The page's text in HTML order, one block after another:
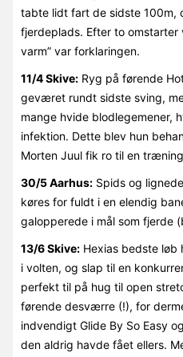
tabte lidt fart de sidste 100m,
fjerdeplads. Efter to omstarter
varm” var forklaringen.
11/4 Skive:Ryg på førende
geværet rundt sidste sving,
mange hvide blodlegemener,
infektion. Dette blev hun
Morten Juul fik ro til en
30/5 Aarhus:Spids og
køres for fuldt i en elendig
galopperede i mål som fjerde
13/6 Skive:Hexias bedste løb
i volten, og slap til en
perfekt til på hug til open
førende desværre (!), for
indvendigt Glide By So Easy
den aldrig havde fået ellers.